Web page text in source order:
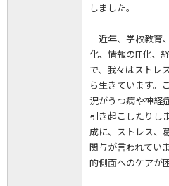
しました。
近年、学校教育
化、情報のIT化、
で、我々はストレ
ら生きています。
況がうつ病や神経
引き起こしたりし
成に、ストレス、
関与が言われてい
的側面へのケアが